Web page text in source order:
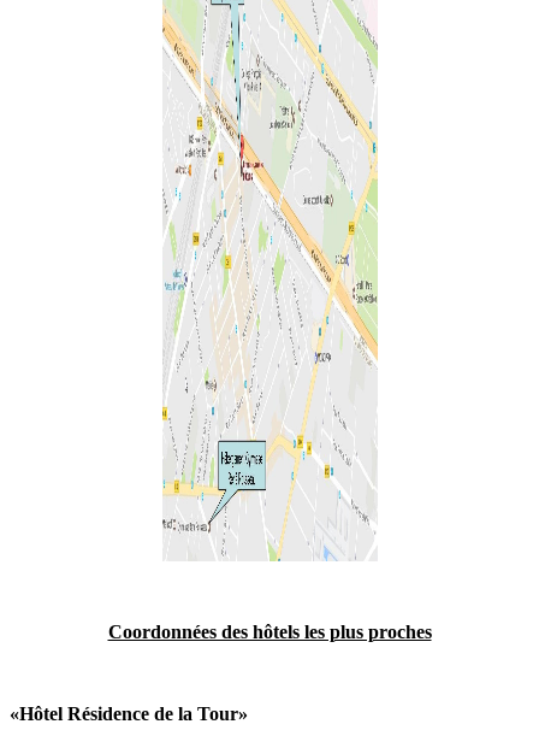
Coordonnées des hôtels les plus proches
«Hôtel Résidence de la Tour»